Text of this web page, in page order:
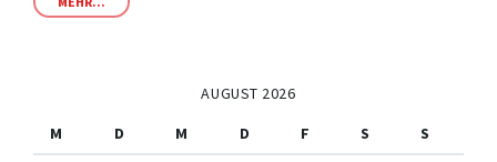
AUGUST 2026
M
D M D F S
S